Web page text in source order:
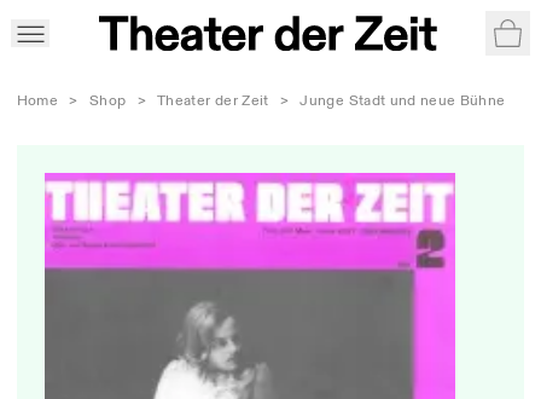
Home > Shop > Theater der Zeit > Junge Stadt und neue Bühne